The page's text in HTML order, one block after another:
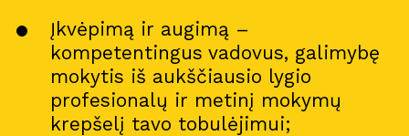
Įkvėpimą ir augimą –
kompetentingus vadovus, galimybę
mokytis iš aukščiausio lygio
profesionalų ir metinį mokymų
krepšelį tavo tobulėjimui;